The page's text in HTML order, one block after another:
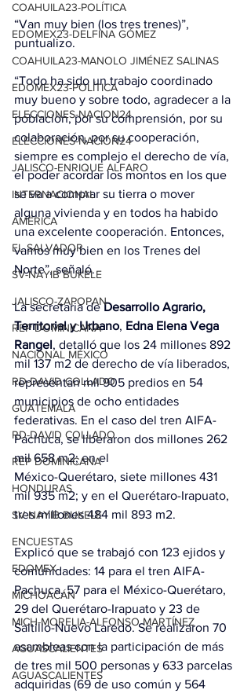
COAHUILA23-POLÍTICA
EDOMEX23-DELFINA GÓMEZ
COAHUILA23-MANOLO JIMÉNEZ SALINAS
EDOMEX23-POLÍTICA
ELECCIONES-NACION24
ELECCIONES-NACION24
JALISCO-ENRIQUE ALFARO
INTERNACIONAL
AMÉRICA
EL SALVADOR
SV-NAYIB BUKELE
JALISCO-ZAPOPAN
REP DOMINICANA
NACIONAL MÉXICO
RD-DAVID COLLADO
GUATEMALA
RD-DAVID COLLADO
REP DOMINICANA
HONDURAS
SV-NAYIB BUKELE
ENCUESTAS
EDOMEX
MICHOACÁN
MICH-MORELIA-ALFONSO MARTÍNEZ
AGUASCALIENTES
AGUASCALIENTES
“Van muy bien (los tres trenes)”,
puntualizo.
“Todo ha sido un trabajo coordinado
muy bueno y sobre todo, agradecer a la
población, por su comprensión, por su
colaboración, por su cooperación,
siempre es complejo el derecho de vía,
el poder acordar los montos en los que
se va a comprar su tierra o mover
alguna vivienda y en todos ha habido
una excelente cooperación. Entonces,
vamos muy bien en los Trenes del
Norte”, señaló.
La secretaria de Desarrollo Agrario,
Territorial y Urbano, Edna Elena Vega
Rangel, detalló que los 24 millones 892
mil 137 m2 de derecho de vía liberados,
representan mil 905 predios en 54
municipios de ocho entidades
federativas. En el caso del tren AIFA-
Pachuca, se liberaron dos millones 262
mil 658 m2; en el
México-Querétaro, siete millones 431
mil 935 m2; y en el Querétaro-Irapuato,
tres millones 484 mil 893 m2.
Explicó que se trabajó con 123 ejidos y
comunidades: 14 para el tren AIFA-
Pachuca, 57 para el México-Querétaro,
29 del Querétaro-Irapuato y 23 de
Saltillo-Nuevo Laredo. Se realizaron 70
asambleas con la participación de más
de tres mil 500 personas y 633 parcelas
adquiridas (69 de uso común y 564